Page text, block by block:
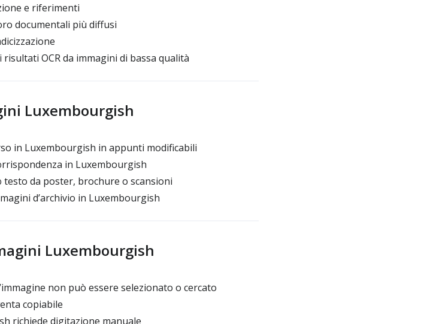
e riferimenti
documentali più diffusi
OCR da immagini di bassa qualità
Luxembourgish
in Luxembourgish in appunti modificabili
in Luxembourgish
da poster, brochure o scansioni
d’archivio in Luxembourgish
Luxembourgish
non può essere selezionato o cercato
copiabile
richiede digitazione manuale